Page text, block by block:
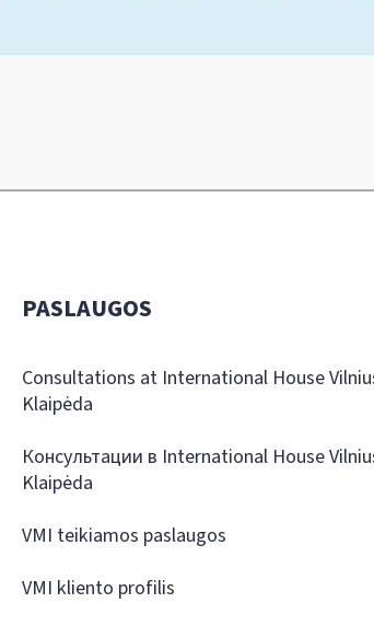
PASLAUGOS
Consultations at International House
Klaipėda
Консультации в International House
Klaipėda
VMI teikiamos paslaugos
VMI kliento profilis